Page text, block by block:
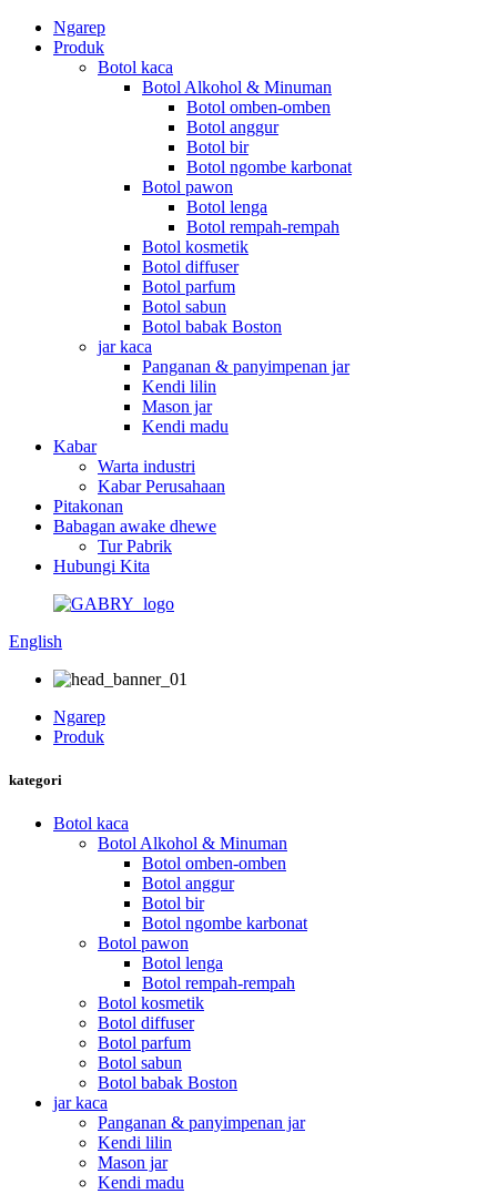
Ngarep
Produk
Botol kaca
Botol Alkohol & Minuman
Botol omben-omben
Botol anggur
Botol bir
Botol ngombe karbonat
Botol pawon
Botol lenga
Botol rempah-rempah
Botol kosmetik
Botol diffuser
Botol parfum
Botol sabun
Botol babak Boston
jar kaca
Panganan & panyimpenan jar
Kendi lilin
Mason jar
Kendi madu
Kabar
Warta industri
Kabar Perusahaan
Pitakonan
Babagan awake dhewe
Tur Pabrik
Hubungi Kita
English
Ngarep
Produk
kategori
Botol kaca
Botol Alkohol & Minuman
Botol omben-omben
Botol anggur
Botol bir
Botol ngombe karbonat
Botol pawon
Botol lenga
Botol rempah-rempah
Botol kosmetik
Botol diffuser
Botol parfum
Botol sabun
Botol babak Boston
jar kaca
Panganan & panyimpenan jar
Kendi lilin
Mason jar
Kendi madu